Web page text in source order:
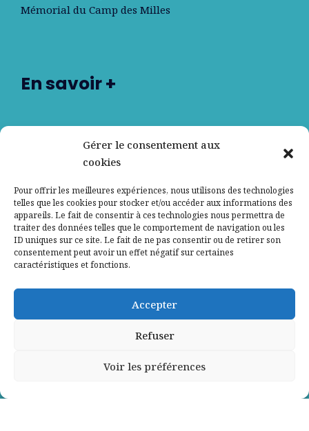
Gérer le consentement aux
cookies
Pour offrir les meilleures expériences, nous utilisons des technologies
telles que les cookies pour stocker et/ou accéder aux informations des
appareils. Le fait de consentir à ces technologies nous permettra de
traiter des données telles que le comportement de navigation ou les
ID uniques sur ce site. Le fait de ne pas consentir ou de retirer son
consentement peut avoir un effet négatif sur certaines
caractéristiques et fonctions.
Accepter
Refuser
Voir les préférences
Mémorial du Camp des Milles
En savoir +
Nos partenaires
Contactez-nous
Mentions légales